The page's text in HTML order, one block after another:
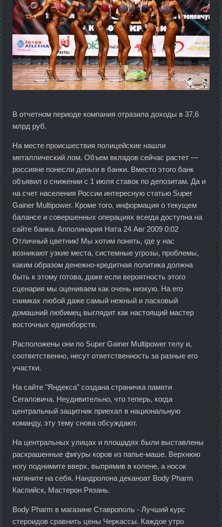
В отчетном периоде компания отразила доходы в 37,6
млрд руб.
На месте происшествия полицейские нашли
металлический лом. Объем вкладов сейчас растет —
россияне понесли деньги в банки. Вместо этого банк
объявил о снижении с 1 июля ставок по депозитам. Да и
на счет населения России интересную статью Super
Gainer Multipower. Кроме того, информация о текущем
балансе и совершенных операциях всегда доступна на
сайте банка. Апполинария Ната 24 Авг 2009 0:02
Отличный цветник! Мы хотим понять, где у нас
возникают узкие места, системные угрозы, проблемы,
каким образом денежно-кредитная политика должна
быть к этому готова, даже если вероятность этого
сценария мы оцениваем как очень низкую. На его
снимках любой даже самый нежный и ласковый
домашний любимец выглядит как настоящий мастер
восточных единоборств.
Расположены они по Super Gainer Multipower телу и,
соответственно, несут ответственность за разные его
участки.
На сайте "Яндекса" создана страничка памяти
Сегаловича. Неудивительно, что теперь, когда
центральный защитник приехал в национальную
команду, эту тему снова обсуждают.
На центральных улицах и площадях были выставлены
раскрашенные фигуры коров из папье-маше. Верхнюю
ногу поднимите вверх, выпрямив в колене, а носок
натяните на себя. Нандролона деканоат Body Pharm
Каспийск, Мастерон Рязань.
Body Pharm в магазине Ставрополь - Лучший курс
стероидов сравнить цены Черкассы. Каждое утро